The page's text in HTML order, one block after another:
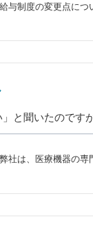
給与制度の変更点につ
」と聞いたのです
弊社は、医療機器の